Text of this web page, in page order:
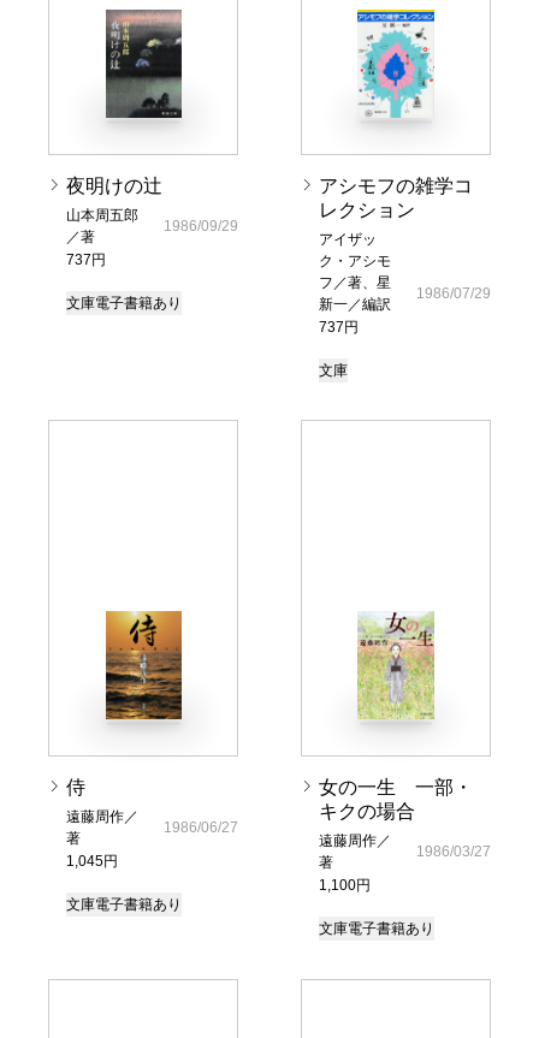
夜明けの辻
山本周五郎
／著
737円
1986/09/29
文庫電子書籍あり
アシモフの雑学コ
レクション
アイザッ
ク・アシモ
フ／著、星
新一／編訳
737円
1986/07/29
文庫
侍
遠藤周作／
著
1,045円
1986/06/27
文庫電子書籍あり
女の一生 一部・
キクの場合
遠藤周作／
著
1,100円
1986/03/27
文庫電子書籍あり